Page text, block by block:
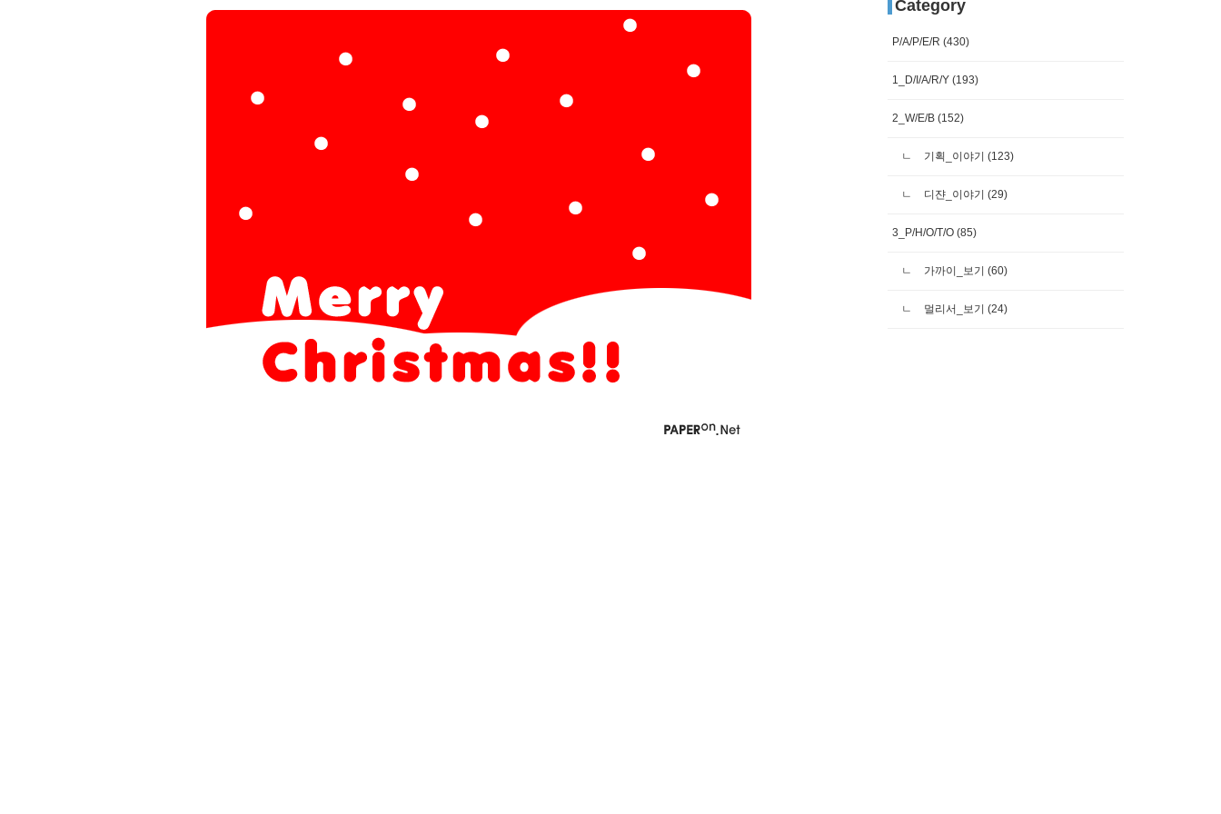
Category
P/A/P/E/R (430)
1_D/I/A/R/Y (193)
2_W/E/B (152)
기획_이야기 (123)
디쟌_이야기 (29)
3_P/H/O/T/O (85)
가까이_보기 (60)
멀리서_보기 (24)